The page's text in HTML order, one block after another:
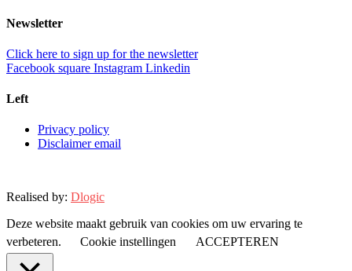
Newsletter
Click here to sign up for the newsletter
Facebook square Instagram Linkedin
Left
Privacy policy
Disclaimer email
Realised by: Dlogic
Deze website maakt gebruik van cookies om uw ervaring te
verbeteren.
Cookie instellingen ACCEPTEREN